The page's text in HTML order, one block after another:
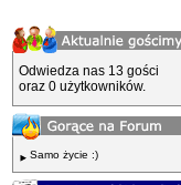
Odwiedza nas 13 gości
oraz 0 użytkowników.
Samo życie :)